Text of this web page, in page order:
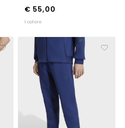
€ 55,00
1 colore